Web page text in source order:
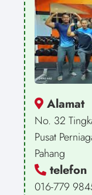
Alamat
No. 32
Pusat
Pahang
telefon
016-779